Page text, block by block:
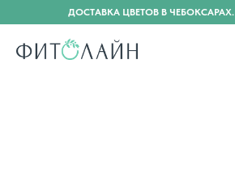
ДОСТАВКА ЦВЕТОВ В ЧЕБОКСАРАХ.